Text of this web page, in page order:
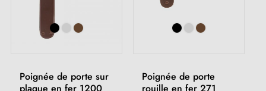
Poignée de porte sur
Poignée de porte